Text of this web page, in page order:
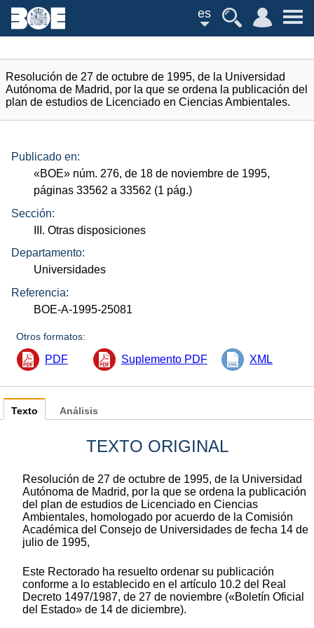
es
Resolución de 27 de octubre de 1995, de la Universidad
Autónoma de Madrid, por la que se ordena la publicación del
plan de estudios de Licenciado en Ciencias Ambientales.
Publicado en:
«BOE» núm. 276, de 18 de noviembre de 1995,
páginas 33562 a 33562 (1 pág.)
Sección:
III. Otras disposiciones
Departamento:
Universidades
Referencia:
BOE-A-1995-25081
Otros formatos:
PDF Suplemento PDF XML
Texto
TEXTO ORIGINAL
Resolución de 27 de octubre de 1995, de la Universidad
Autónoma de Madrid, por la que se ordena la publicación
del plan de estudios de Licenciado en Ciencias
Ambientales, homologado por acuerdo de la Comisión
Académica del Consejo de Universidades de fecha 14 de
julio de 1995,
Este Rectorado ha resuelto ordenar su publicación
conforme a lo establecido en el artículo 10.2 del Real
Decreto 1497/1987, de 27 de noviembre («Boletín Oficial
del Estado» de 14 de diciembre).
Análisis